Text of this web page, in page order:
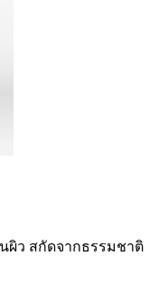
ผิว สกัดจากธรรมชาติ